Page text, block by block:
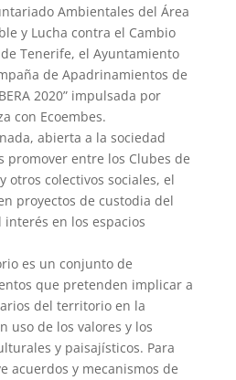
Ambientales del Área
y Lucha contra el Cambio
Tenerife, el Ayuntamiento
de Apadrinamientos de
2020” impulsada por
con Ecoembes.
abierta a la sociedad
promover entre los Clubes de
otros colectivos sociales, el
proyectos de custodia del
en los espacios
es un conjunto de
que pretenden implicar a
del territorio en la
uso de los valores y los
y paisajísticos. Para
acuerdos y mecanismos de